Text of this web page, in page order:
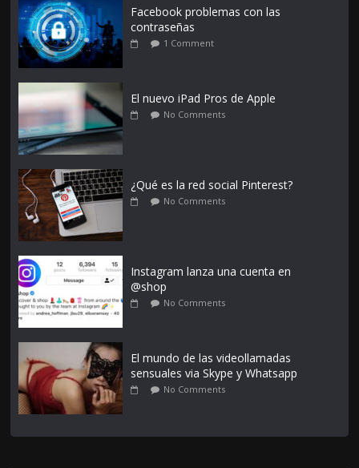
Facebook problemas con las
contraseñas
1 Comment
El nuevo iPad Pros de Apple
No Comments
¿Qué es la red social Pinterest?
No Comments
Instagram lanza una cuenta en
@shop
No Comments
El mundo de las videollamadas
sensuales via Skype y Whatsapp
No Comments